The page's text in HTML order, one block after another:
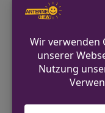
Soziales
Umwelt(24)
Arbeit(13)
Sport(11)